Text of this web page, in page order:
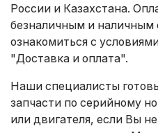
России и Казахстана.
безналичным и наличным
ознакомиться с
"Доставка и оплата".
Наши специалисты
запчасти по серийному
или двигателя, если Вы